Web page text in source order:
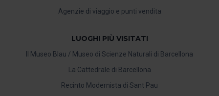
Agenzie di viaggio e punti vendita
LUOGHI PIÙ VISITATI
Il Museo Blau / Museo di Scienze Naturali di Barcellona
La Cattedrale di Barcellona
Recinto Modernista di Sant Pau